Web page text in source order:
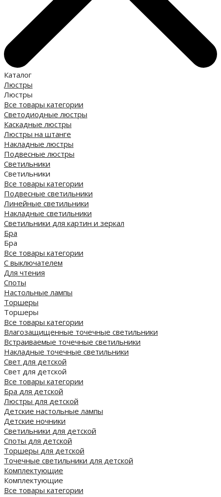
Каталог
Люстры
Люстры
Все товары категории
Светодиодные люстры
Каскадные люстры
Люстры на штанге
Накладные люстры
Подвесные люстры
Светильники
Светильники
Все товары категории
Подвесные светильники
Линейные светильники
Накладные светильники
Светильники для картин и зеркал
Бра
Бра
Все товары категории
С выключателем
Для чтения
Споты
Настольные лампы
Торшеры
Торшеры
Все товары категории
Влагозащищенные точечные светильники
Встраиваемые точечные светильники
Накладные точечные светильники
Свет для детской
Свет для детской
Все товары категории
Бра для детской
Люстры для детской
Детские настольные лампы
Детские ночники
Светильники для детской
Споты для детской
Торшеры для детской
Точечные светильники для детской
Комплектующие
Комплектующие
Все товары категории